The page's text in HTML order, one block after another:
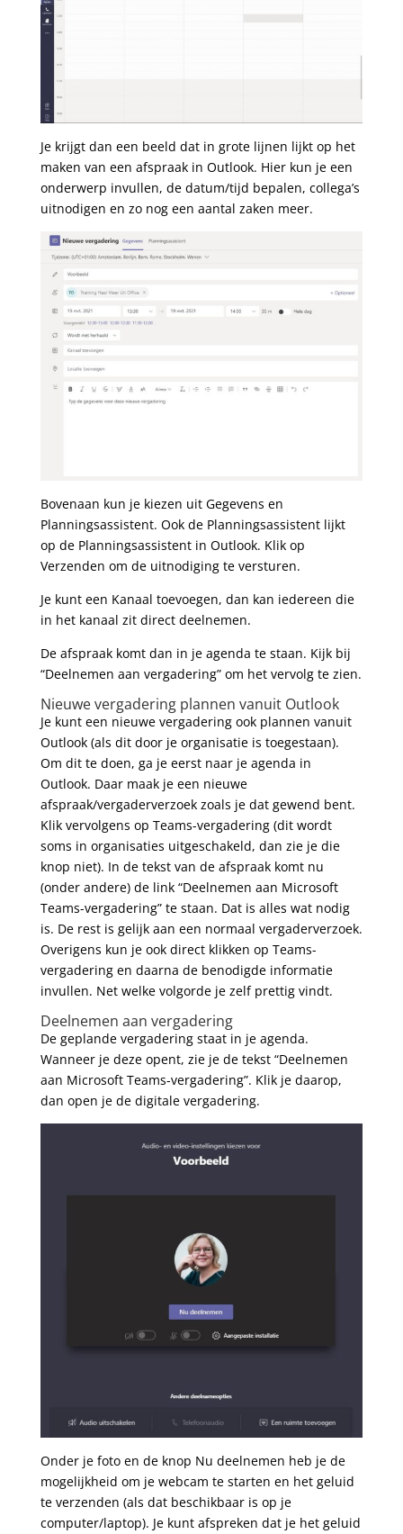
Je krijgt dan een beeld dat in grote lijnen lijkt op het
maken van een afspraak in Outlook. Hier kun je een
onderwerp invullen, de datum/tijd bepalen, collega’s
uitnodigen en zo nog een aantal zaken meer.
Bovenaan kun je kiezen uit Gegevens en
Planningsassistent. Ook de Planningsassistent lijkt
op de Planningsassistent in Outlook. Klik op
Verzenden om de uitnodiging te versturen.
Je kunt een Kanaal toevoegen, dan kan iedereen die
in het kanaal zit direct deelnemen.
De afspraak komt dan in je agenda te staan. Kijk bij
“Deelnemen aan vergadering” om het vervolg te zien.
Nieuwe vergadering plannen vanuit Outlook
Je kunt een nieuwe vergadering ook plannen vanuit
Outlook (als dit door je organisatie is toegestaan).
Om dit te doen, ga je eerst naar je agenda in
Outlook. Daar maak je een nieuwe
afspraak/vergaderverzoek zoals je dat gewend bent.
Klik vervolgens op Teams-vergadering (dit wordt
soms in organisaties uitgeschakeld, dan zie je die
knop niet). In de tekst van de afspraak komt nu
(onder andere) de link “Deelnemen aan Microsoft
Teams-vergadering” te staan. Dat is alles wat nodig
is. De rest is gelijk aan een normaal vergaderverzoek.
Overigens kun je ook direct klikken op Teams-
vergadering en daarna de benodigde informatie
invullen. Net welke volgorde je zelf prettig vindt.
Deelnemen aan vergadering
De geplande vergadering staat in je agenda.
Wanneer je deze opent, zie je de tekst “Deelnemen
aan Microsoft Teams-vergadering”. Klik je daarop,
dan open je de digitale vergadering.
Onder je foto en de knop Nu deelnemen heb je de
mogelijkheid om je webcam te starten en het geluid
te verzenden (als dat beschikbaar is op je
computer/laptop). Je kunt afspreken dat je het geluid